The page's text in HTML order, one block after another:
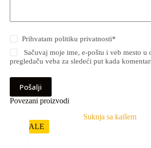
Prihvatampolitiku privatnosti*
Sačuvaj moje ime, e-poštu i veb mesto u
pregledaču veba za sledeći put kada
Pošalji
Povezani proizvodi
SALE